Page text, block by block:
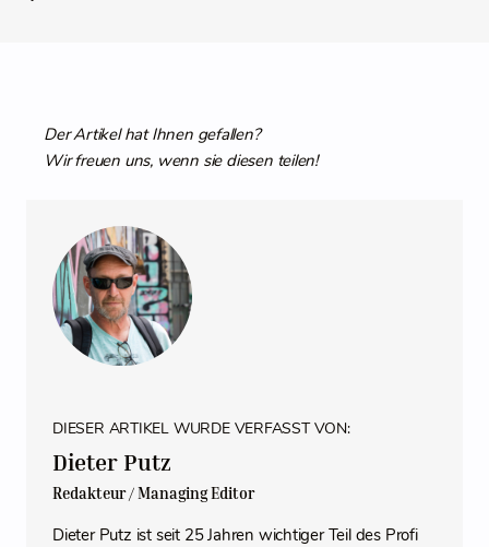
Der Artikel hat Ihnen gefallen?
Wir freuen uns, wenn sie diesen teilen!
DIESER ARTIKEL WURDE VERFASST VON:
Dieter Putz
Redakteur / Managing Editor
Dieter Putz ist seit 25 Jahren wichtiger Teil des Profi